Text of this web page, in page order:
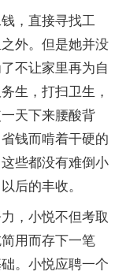
，直接寻找工
外。但是她并没
不让家里再为自
生，打扫卫生，
天下来腰酸背
钱而啃着干硬的
些都没有难倒小
后的丰收。
，小悦不但考取
用而存下一笔
。小悦应聘一个